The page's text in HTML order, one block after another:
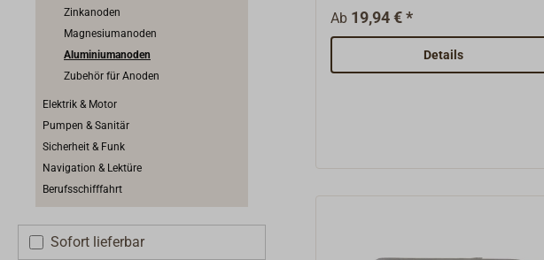
Zinkanoden
Magnesiumanoden
Aluminiumanoden
Zubehör für Anoden
Elektrik & Motor
Pumpen & Sanitär
Sicherheit & Funk
Navigation & Lektüre
Berufsschifffahrt
Sofort lieferbar
ungebohrten Stegen aus Stahl,
zum Anschweißen am Stahlrumpf.
Ab 19,94 € *
Details